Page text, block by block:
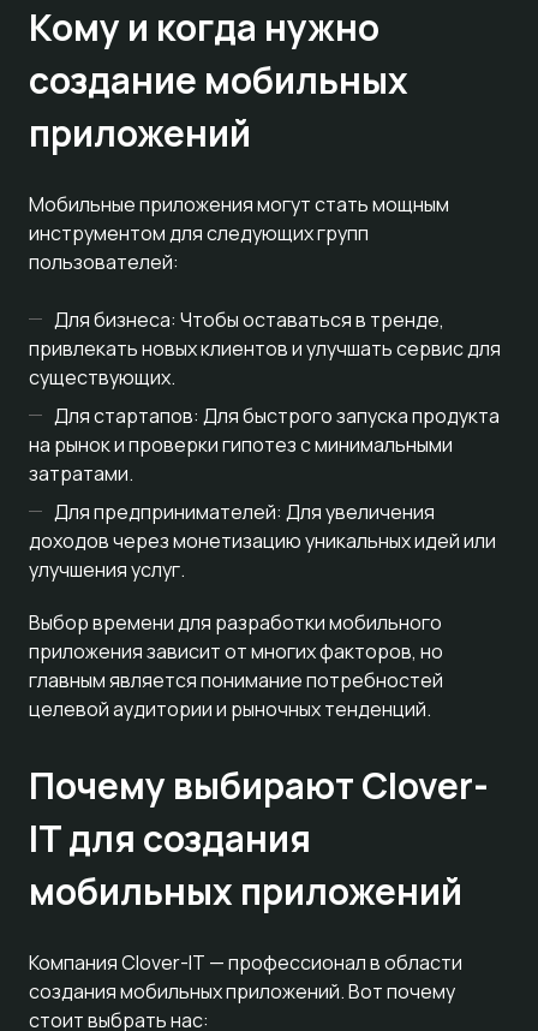
Кому и когда нужно
создание мобильных
приложений
Мобильные приложения могут стать мощным
инструментом для следующих групп
пользователей:
Для бизнеса: Чтобы оставаться в тренде,
привлекать новых клиентов и улучшать сервис для
существующих.
Для стартапов: Для быстрого запуска продукта
на рынок и проверки гипотез с минимальными
затратами.
Для предпринимателей: Для увеличения
доходов через монетизацию уникальных идей или
улучшения услуг.
Выбор времени для разработки мобильного
приложения зависит от многих факторов, но
главным является понимание потребностей
целевой аудитории и рыночных тенденций.
Почему выбирают Clover-
IT для создания
мобильных приложений
Компания Clover-IT — профессионал в области
создания мобильных приложений. Вот почему
стоит выбрать нас: